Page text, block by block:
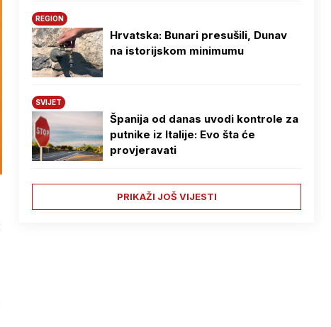
REGION
Hrvatska: Bunari presušili, Dunav
na istorijskom minimumu
SVIJET
Španija od danas uvodi kontrole za
putnike iz Italije: Evo šta će
provjeravati
PRIKAŽI JOŠ VIJESTI